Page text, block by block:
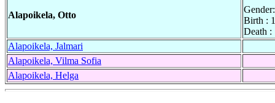
Alapoikela, Otto
Birth :
Death :
Alapoikela, Jalmari
Alapoikela, Vilma Sofia
Alapoikela, Helga